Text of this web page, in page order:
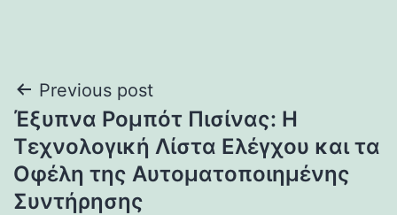
Post
navigation
Previous post
Έξυπνα Ρομπότ Πισίνας: Η
Τεχνολογική Λίστα Ελέγχου και τα
Οφέλη της Αυτοματοποιημένης
Συντήρησης